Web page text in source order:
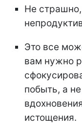
Не
Это все
вам нужно
побыть, а
истощения.